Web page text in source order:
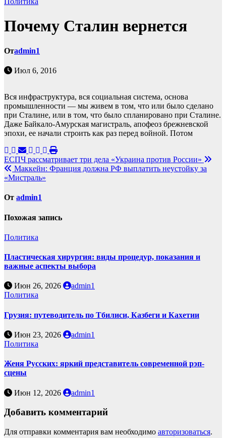
Почему Сталин вернется
Отadmin1
Июл 6, 2016
Вся инфраструктура, вся социальная система, основа
промышленности — мы живем в том, что или было сделано
при Сталине, или в том, что было спланировано при Сталине.
Даже Байкало-Амурская магистраль, апофеоз брежневской
эпохи, ее начали строить как раз перед войной. Потом
Навигация
по
ЕСПЧ рассматривает три дела «Украина против России»
Маккейн: Франция должна РФ выплатить неустойку за
«Мистраль»
От admin1
Похожая запись
Политика
Пластическая хирургия: виды процедур, показания и
важные аспекты выбора
Июн 26, 2026
admin1
Политика
Грузия: путеводитель по Тбилиси, Казбеги и Кахетии
Июн 23, 2026
admin1
Политика
Женя Русских: яркий представитель современной рэп-
сцены
Июн 12, 2026 admin1
Добавить комментарий
Для отправки комментария вам необходимо авторизоваться.